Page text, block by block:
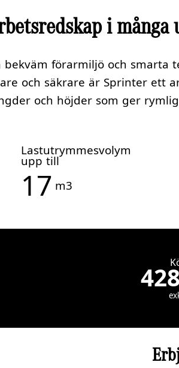
i många
bekväm förarmiljö och smarta
och säkrare är Sprinter ett
och höjder som ger
Lastutrymmesvolym
upp till
17 m3